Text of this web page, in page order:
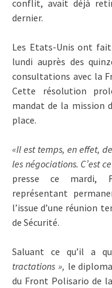
conflit, avait déjà
dernier.
Les Etats-Unis ont
lundi auprès des
consultations avec la
Cette résolution
mandat de la mission
place.
«Il est temps, en effet,
les négociations. C’est
presse ce mardi,
représentant
l’issue d’une réunion
de Sécurité.
Saluant ce qu’il a
tractations », le
du Front Polisario de